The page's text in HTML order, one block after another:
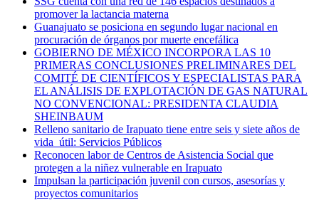
promover la lactancia materna
Guanajuato se posiciona en segundo lugar nacional en
procuración de órganos por muerte encefálica
GOBIERNO DE MÉXICO INCORPORA LAS 10
PRIMERAS CONCLUSIONES PRELIMINARES DEL
COMITÉ DE CIENTÍFICOS Y ESPECIALISTAS PARA
EL ANÁLISIS DE EXPLOTACIÓN DE GAS NATURAL
NO CONVENCIONAL: PRESIDENTA CLAUDIA
SHEINBAUM
Relleno sanitario de Irapuato tiene entre seis y siete años de
vida útil: Servicios Públicos
Reconocen labor de Centros de Asistencia Social que
protegen a la niñez vulnerable en Irapuato
Impulsan la participación juvenil con cursos, asesorías y
proyectos comunitarios